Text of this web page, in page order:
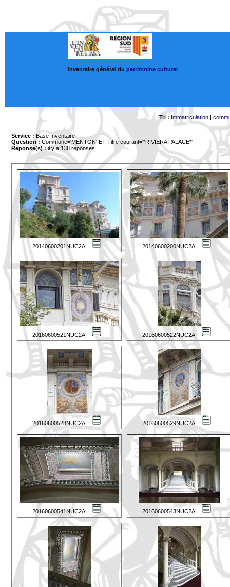
Inventaire général du patrimoine culturel
Tri : Immatriculation|
Service : Base Inventaire
Question : Commune='MENTON' ET Titre courant='*RIVIERA PALACE*'
Réponse(s) :il y a 138 réponses
20140600201NUC2A 20140600200NUC2A
20160600521NUC2A 20160600522NUC2A
20160600528NUC2A 20160600529NUC2A
20160600541NUC2A 20160600543NUC2A